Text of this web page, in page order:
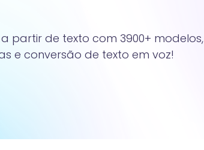
a partir de texto com 3900+ modelos,
e conversão de texto em voz!